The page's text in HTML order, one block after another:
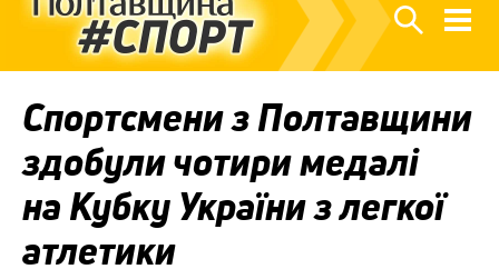
Спортсмени з Полтавщини
здобули чотири медалі
на Кубку України з легкої
атлетики